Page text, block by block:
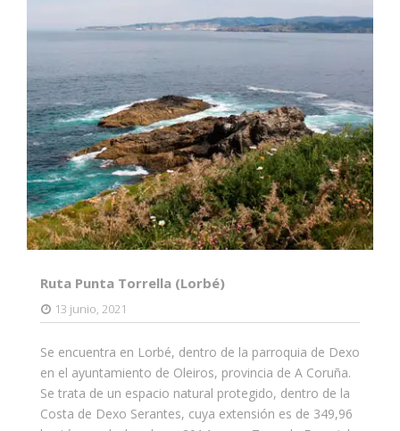
Ruta Punta Torrella (Lorbé)
13 junio, 2021
Se encuentra en Lorbé, dentro de la parroquia de Dexo
en el ayuntamiento de Oleiros, provincia de A Coruña.
Se trata de un espacio natural protegido, dentro de la
Costa de Dexo Serantes, cuya extensión es de 349,96